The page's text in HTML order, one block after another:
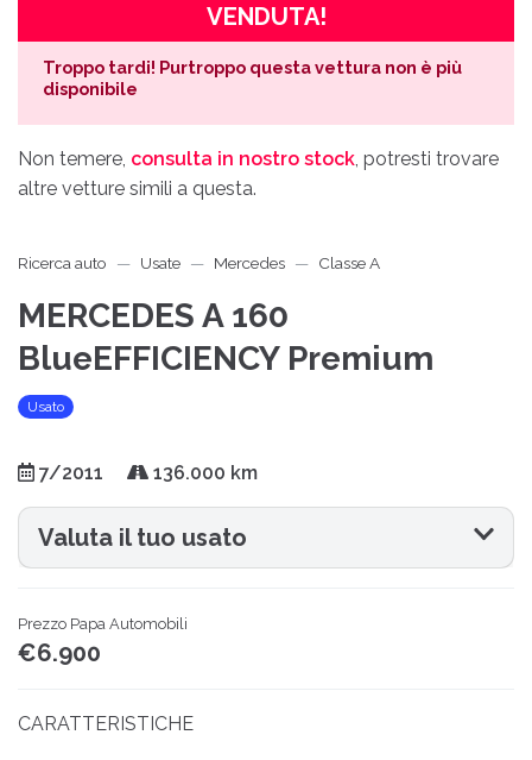
VENDUTA!
Troppo tardi! Purtroppo questa vettura non è più
disponibile
Non temere, consulta in nostro stock, potresti trovare
altre vetture simili a questa.
Ricerca auto Usate Mercedes Classe A
MERCEDES A 160
BlueEFFICIENCY Premium
Usato
7/2011 136.000 km
Valuta il tuo usato
Prezzo Papa Automobili
€6.900
CARATTERISTICHE